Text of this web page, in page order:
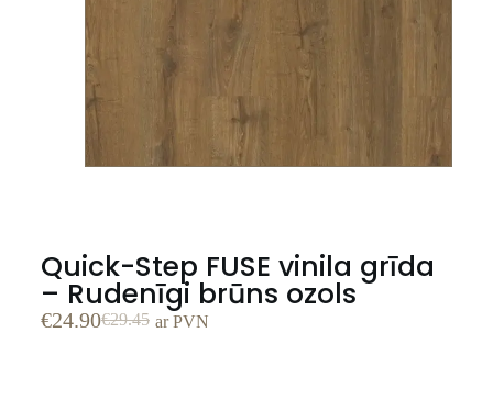
Quick-Step FUSE vinila grīda
– Rudenīgi brūns ozols
€29.45
€24.90 ar PVN